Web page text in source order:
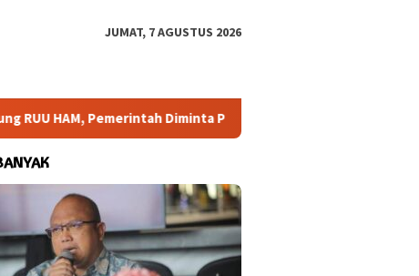
JUMAT, 7 AGUSTUS 2026
HAM, Pemerintah Diminta Perluas Ruang Konsultasi